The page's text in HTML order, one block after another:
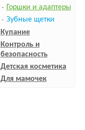
Горшки и адаптеры
Зубные щетки
Купание
Контроль и
безопасность
Детская косметика
Для мамочек